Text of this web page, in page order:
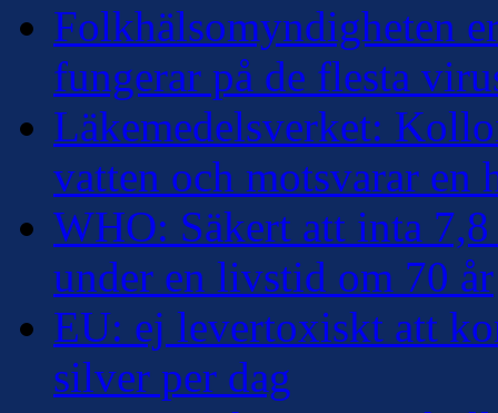
Folkhälsomyndigheten
fungerar på de flesta
Läkemedelsverket:
vatten och motsvarar en
WHO: Säkert att inta
under en livstid om 70 år
EU: ej levertoxiskt att
silver per dag